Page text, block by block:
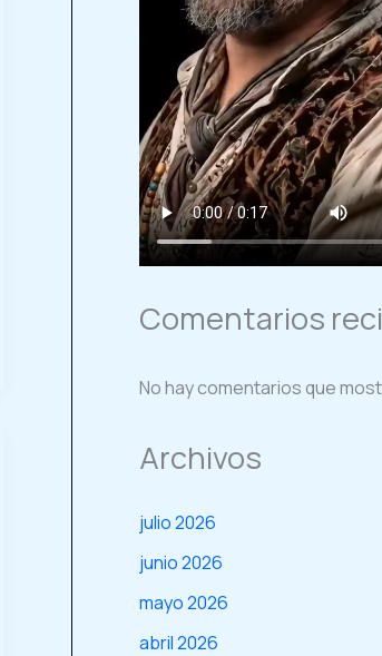
Comentarios
No hay comentarios que
Archivos
julio 2026
junio 2026
mayo 2026
abril 2026